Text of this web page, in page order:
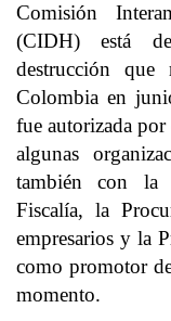
Comisión
(CIDH) está
destrucción
Colombia en
fue autorizada
algunas
también con la
Fiscalía, la
empresarios y la
como promotor
momento.